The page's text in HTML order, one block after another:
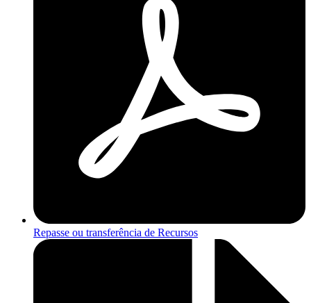
Repasse ou transferência de Recursos